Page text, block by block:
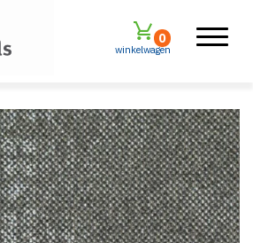
winkelwagen
0